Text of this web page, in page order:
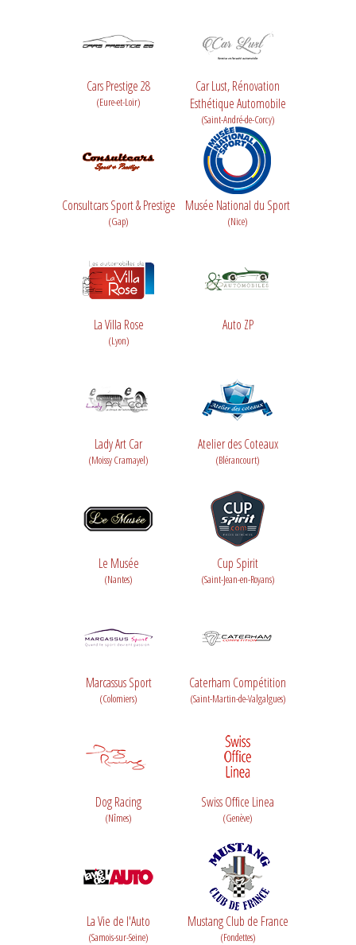
Cars Prestige 28
(Eure-et-Loir)
Car Lust, Rénovation
Esthétique Automobile
(Saint-André-de-Corcy)
Consultcars Sport & Prestige
(Gap)
Musée National du Sport
(Nice)
La Villa Rose
(Lyon)
Auto ZP
Lady Art Car
(Moissy Cramayel)
Atelier des Coteaux
(Blérancourt)
Le Musée
(Nantes)
Cup Spirit
(Saint-Jean-en-Royans)
Marcassus Sport
(Colomiers)
Caterham Compétition
(Saint-Martin-de-Valgalgues)
Dog Racing
(Nîmes)
Swiss Office Linea
(Genève)
La Vie de l'Auto
(Samois-sur-Seine)
Mustang Club de France
(Fondettes)